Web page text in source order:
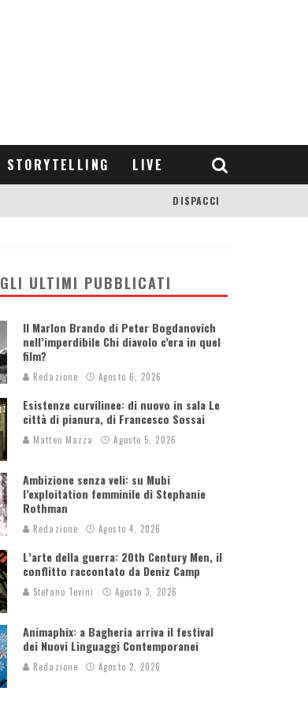
STORYTELLING LIVE
DISPACCI
GLI ULTIMI PUBBLICATI
Il Marlon Brando di Peter Bogdanovich
nell’imperdibile Chi diavolo c’era in quel
film?
Redazione Agosto 6, 2026
Esistenze curvilinee: di nuovo in sala Le
città di pianura, di Francesco Sossai
Matteo Mazza Agosto 5, 2026
Ambizione senza veli: su Mubi
l’exploitation femminile di Stephanie
Rothman
Redazione Agosto 4, 2026
L’arte della guerra: 20th Century Men, il
conflitto raccontato da Deniz Camp
Stefano Tevini Agosto 3, 2026
Animaphix: a Bagheria arriva il festival
dei Nuovi Linguaggi Contemporanei
Redazione Agosto 2, 2026